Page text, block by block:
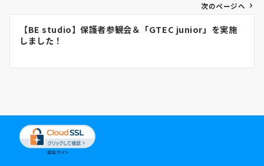
ビ
ョ
次のページへ
【BE studio】保護者参観会＆「GTEC junior」を実施
しました！